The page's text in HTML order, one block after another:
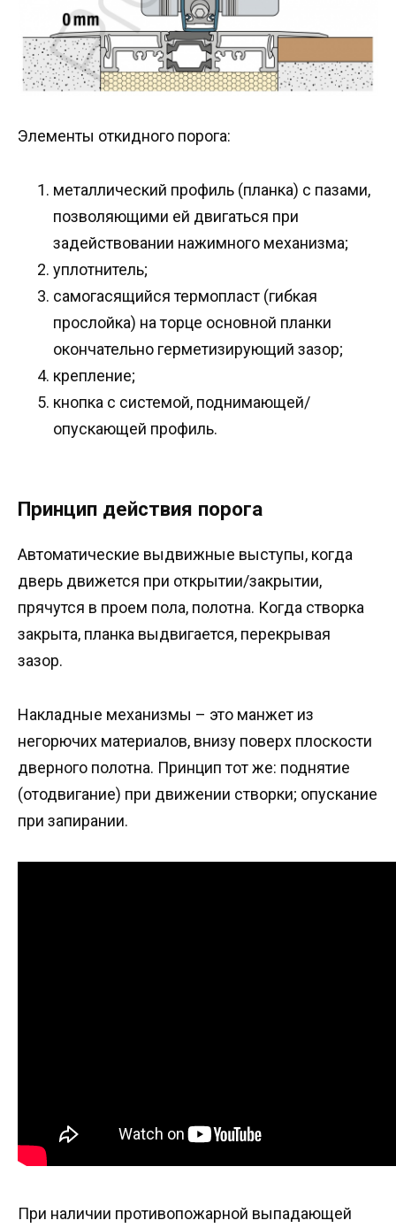
Элементы откидного порога:
металлический профиль (планка) с пазами,
позволяющими ей двигаться при
задействовании нажимного механизма;
уплотнитель;
самогасящийся термопласт (гибкая
прослойка) на торце основной планки
окончательно герметизирующий зазор;
крепление;
кнопка с системой, поднимающей/
опускающей профиль.
Принцип действия порога
Автоматические выдвижные выступы, когда
дверь движется при открытии/закрытии,
прячутся в проем пола, полотна. Когда створка
закрыта, планка выдвигается, перекрывая
зазор.
Накладные механизмы – это манжет из
негорючих материалов, внизу поверх плоскости
дверного полотна. Принцип тот же: поднятие
(отодвигание) при движении створки; опускание
при запирании.
При наличии противопожарной выпадающей